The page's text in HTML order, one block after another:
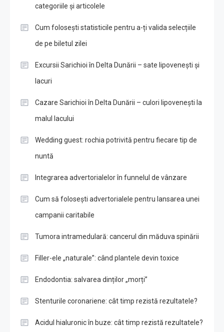
categoriile și articolele
Cum folosești statisticile pentru a-ți valida selecțiile
de pe biletul zilei
Excursii Sarichioi în Delta Dunării – sate lipovenești și
lacuri
Cazare Sarichioi în Delta Dunării – culori lipovenești la
malul lacului
Wedding guest: rochia potrivită pentru fiecare tip de
nuntă
Integrarea advertorialelor în funnelul de vânzare
Cum să folosești advertorialele pentru lansarea unei
campanii caritabile
Tumora intramedulară: cancerul din măduva spinării
Filler-ele „naturale”: când plantele devin toxice
Endodontia: salvarea dinților „morți”
Stenturile coronariene: cât timp rezistă rezultatele?
Acidul hialuronic în buze: cât timp rezistă rezultatele?